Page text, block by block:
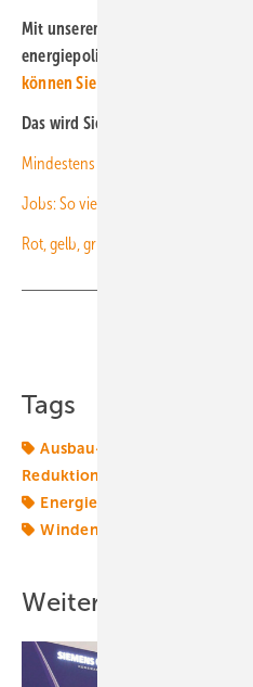
Mit unserem kostenlosen
energiepolitischen Entwicklungen
können Sie ihn abonnieren
Das wird Sie auch interessieren:
Mindestens 45 Gigawatt PV pro Jahr
Jobs: So viel Beschäftigung bringt
Rot, gelb, grün: Was im neuen
Tags
Ausbau-Ziele
Reduktionsziele
Energierecht
Windenergie
Weitere Inhalte